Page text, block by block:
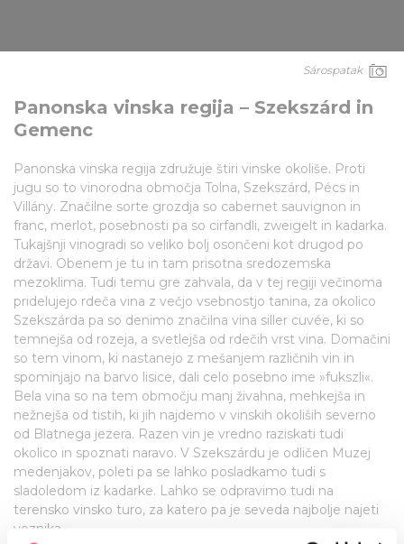
Sárospatak
Panonska vinska regija – Szekszárd in
Gemenc
Panonska vinska regija združuje štiri vinske okoliše. Proti
jugu so to vinorodna območja Tolna, Szekszárd, Pécs in
Villány. Značilne sorte grozdja so cabernet sauvignon in
franc, merlot, posebnosti pa so cirfandli, zweigelt in kadarka.
Tukajšnji vinogradi so veliko bolj osončeni kot drugod po
državi. Obenem je tu in tam prisotna sredozemska
mezoklima. Tudi temu gre zahvala, da v tej regiji večinoma
pridelujejo rdeča vina z večjo vsebnostjo tanina, za okolico
Szekszárda pa so denimo značilna vina siller cuvée, ki so
temnejša od rozeja, a svetlejša od rdečih vrst vina. Domačini
so tem vinom, ki nastanejo z mešanjem različnih vin in
spominjajo na barvo lisice, dali celo posebno ime »fukszli«.
Bela vina so na tem območju manj živahna, mehkejša in
nežnejša od tistih, ki jih najdemo v vinskih okoliših severno
od Blatnega jezera. Razen vin je vredno raziskati tudi
okolico in spoznati naravo. V Szekszárdu je odličen Muzej
medenjakov, poleti pa se lahko posladkamo tudi s
sladoledom iz kadarke. Lahko se odpravimo tudi na
terensko vinsko turo, za katero pa je seveda najbolje najeti
voznika.